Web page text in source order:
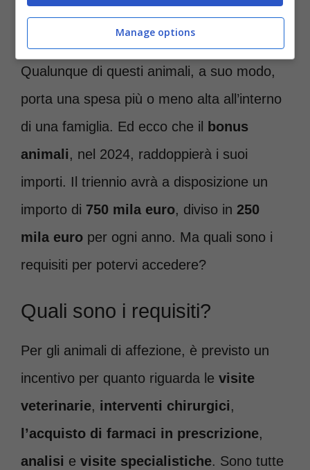
rientrano roditori, anfibi, rettili animali
acquatici ed anche invertebrati
Qualunque di questi animali, a suo modo,
porta una spesa più o meno alta all’interno
di una famiglia. Ed ecco che il
bonus
animali, nel 2024, raddoppierà i suoi
importi. Il triennio avrà a disposizione un
importo di 750 mila euro, diviso in 250
mila euro per ogni anno. Ma quali sono i
requisiti per potervi accedere?
Quali sono i requisiti?
Per gli animali di affezione, è previsto un
incentivo per quanto riguarda le visite
veterinarie, interventi chirurgici,
l’acquisto di farmaci in prescrizione,
analisi e visite specialistiche. Sono tutte
Manage options